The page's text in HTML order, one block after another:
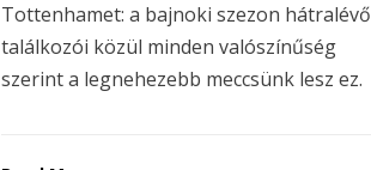
Tottenhamet: a bajnoki szezon hátralévő
találkozói közül minden valószínűség
szerint a legnehezebb meccsünk lesz ez.